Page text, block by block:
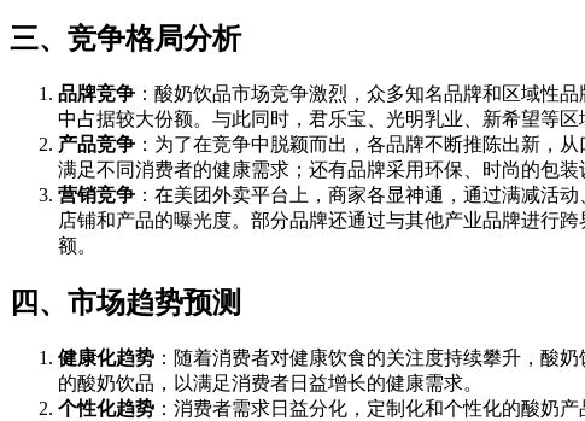
三、竞争格局分析
品牌竞争 ：酸奶饮品市场竞争激烈，众多知名品牌和区域性
中占据较大份额。与此同时，君乐宝、光明乳业、新希望等
产品竞争 ：为了在竞争中脱颖而出，各品牌不断推陈出新，
满足不同消费者的健康需求；还有品牌采用环保、时尚的包
营销竞争 ：在美团外卖平台上，商家各显神通，通过满减活
店铺和产品的曝光度。部分品牌还通过与其他产业品牌进行
额。
四、市场趋势预测
健康化趋势 ：随着消费者对健康饮食的关注度持续攀升，酸
的酸奶饮品，以满足消费者日益增长的健康需求。
个性化趋势 ：消费者需求日益分化，定制化和个性化的酸奶